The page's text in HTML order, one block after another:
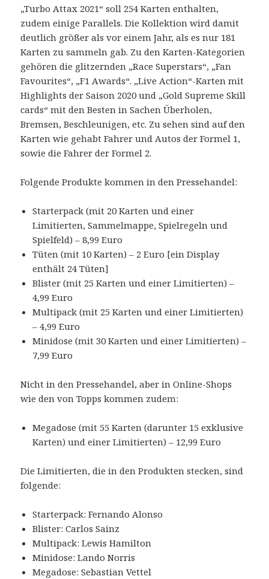
„Turbo Attax 2021“ soll 254 Karten enthalten,
zudem einige Parallels. Die Kollektion wird damit
deutlich größer als vor einem Jahr, als es nur 181
Karten zu sammeln gab. Zu den Karten-Kategorien
gehören die glitzernden „Race Superstars“, „Fan
Favourites“, „F1 Awards“. „Live Action“-Karten mit
Highlights der Saison 2020 und „Gold Supreme Skill
cards“ mit den Besten in Sachen Überholen,
Bremsen, Beschleunigen, etc. Zu sehen sind auf den
Karten wie gehabt Fahrer und Autos der Formel 1,
sowie die Fahrer der Formel 2.
Folgende Produkte kommen in den Pressehandel:
Starterpack (mit 20 Karten und einer
Limitierten, Sammelmappe, Spielregeln und
Spielfeld) – 8,99 Euro
Tüten (mit 10 Karten) – 2 Euro [ein Display
enthält 24 Tüten]
Blister (mit 25 Karten und einer Limitierten) –
4,99 Euro
Multipack (mit 25 Karten und einer Limitierten)
– 4,99 Euro
Minidose (mit 30 Karten und einer Limitierten) –
7,99 Euro
Nicht in den Pressehandel, aber in Online-Shops
wie den von Topps kommen zudem:
Megadose (mit 55 Karten (darunter 15 exklusive
Karten) und einer Limitierten) – 12,99 Euro
Die Limitierten, die in den Produkten stecken, sind
folgende:
Starterpack: Fernando Alonso
Blister: Carlos Sainz
Multipack: Lewis Hamilton
Minidose: Lando Norris
Megadose: Sebastian Vettel